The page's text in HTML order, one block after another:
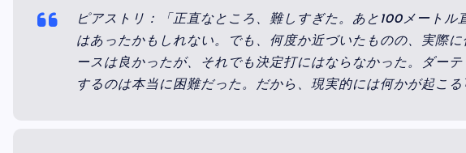
ピアストリ：「正直なところ、難しすぎた。あと100メートル
はあったかもしれない。でも、何度か近づいたものの、実際
ースは良かったが、それでも決定打にはならなかった。ダー
するのは本当に困難だった。だから、現実的には何かが起こ